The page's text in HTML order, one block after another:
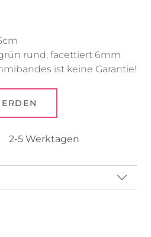
rund, facettiert 6mm
ist keine Garantie!
2-5 Werktagen